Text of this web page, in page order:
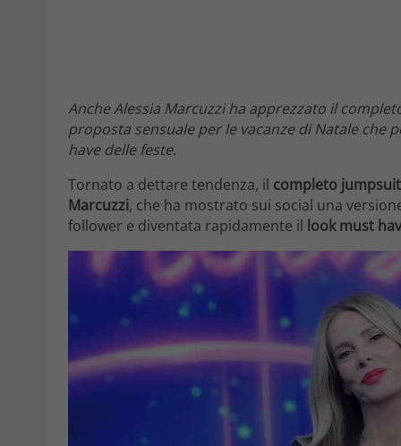
Anche Alessia Marcuzzi ha apprezzato il
proposta sensuale per le vacanze di Natale che
have delle feste.
Tornato a dettare tendenza, il completo jumpsuit
Marcuzzi, che ha mostrato sui social una
follower e diventata rapidamente il look must